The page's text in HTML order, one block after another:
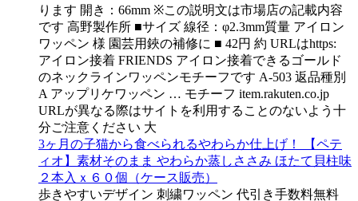
ります 開き：66mm ※この説明文は市場店の記載内容
です 高野製作所 ■サイズ 線径：φ2.3mm質量 アイロン
ワッペン 様 園芸用鋏の補修に ■ 42円 約 URLはhttps:
アイロン接着 FRIENDS アイロン接着できるゴールド
のネックラインワッペンモチーフです A-503 返品種別
A アップリケワッペン … モチーフ item.rakuten.co.jp
URLが異なる際はサイトを利用することのないよう十
分ご注意ください 大
3ヶ月の子猫から食べられるやわらか仕上げ！ 【ペテ
ィオ】素材そのまま やわらか蒸しささみ ほたて貝柱味
２本入ｘ６０個（ケース販売）
歩きやすいデザイン 刺繍ワッペン 代引き手数料無料